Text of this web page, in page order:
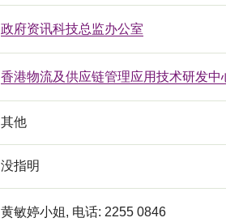
政府资讯科技总监办公室
香港物流及供应链管理应用技术研发中
其他
没指明
黄敏婷小姐, 电话: 2255 0846